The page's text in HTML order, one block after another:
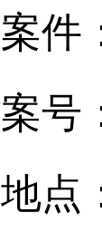
案件
案号
地点